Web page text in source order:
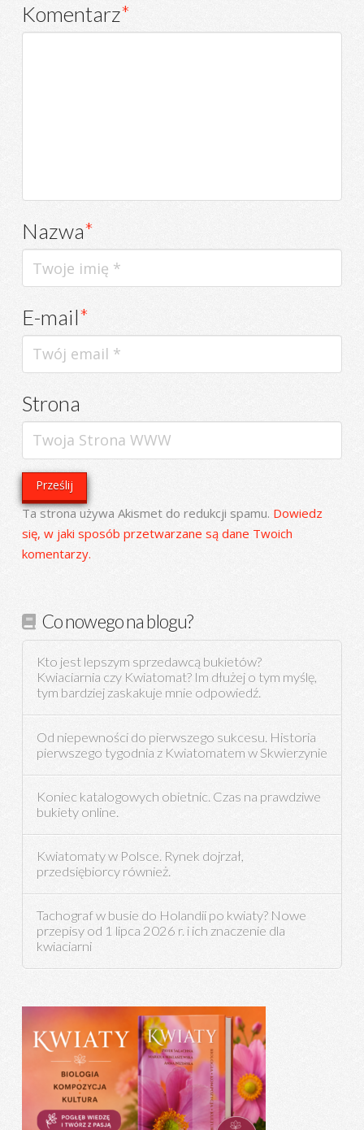
Komentarz*
Nazwa*
E-mail*
Strona
Ta strona używa Akismet do redukcji spamu. Dowiedz
się, w jaki sposób przetwarzane są dane Twoich
komentarzy.
Co nowego na blogu?
Kto jest lepszym sprzedawcą bukietów?
Kwiaciarnia czy Kwiatomat? Im dłużej o tym myślę,
tym bardziej zaskakuje mnie odpowiedź.
Od niepewności do pierwszego sukcesu. Historia
pierwszego tygodnia z Kwiatomatem w Skwierzynie
Koniec katalogowych obietnic. Czas na prawdziwe
bukiety online.
Kwiatomaty w Polsce. Rynek dojrzał,
przedsiębiorcy również.
Tachograf w busie do Holandii po kwiaty? Nowe
przepisy od 1 lipca 2026 r. i ich znaczenie dla
kwiaciarni